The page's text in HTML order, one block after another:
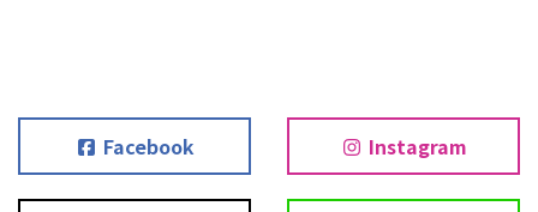
Facebook Instagram